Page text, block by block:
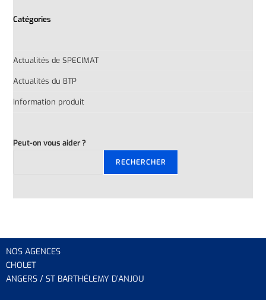
Catégories
Actualités de SPECIMAT
Actualités du BTP
Information produit
Peut-on vous aider ?
RECHERCHER
NOS AGENCES
CHOLET
ANGERS / ST BARTHÉLEMY D’ANJOU